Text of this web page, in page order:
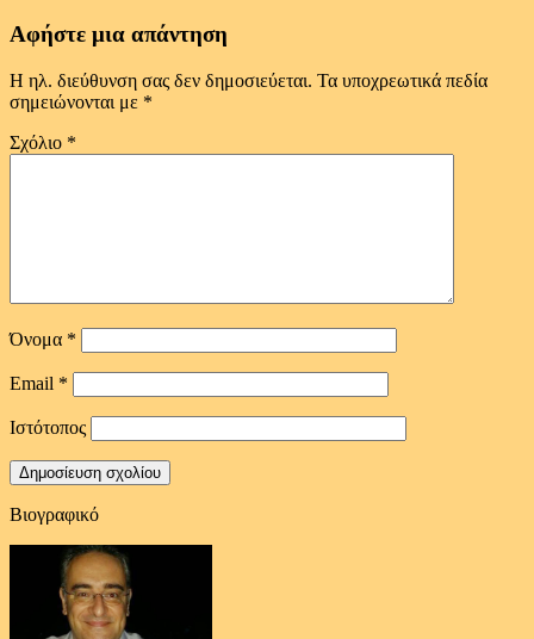
Αφήστε μια απάντηση
Η ηλ. διεύθυνση σας δεν δημοσιεύεται. Τα υποχρεωτικά πεδία
σημειώνονται με *
Σχόλιο *
Όνομα *
Email *
Ιστότοπος
Βιογραφικό